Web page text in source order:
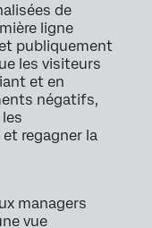
de
ligne
publiquement
les visiteurs
et en
négatifs,
regagner la
managers
vue